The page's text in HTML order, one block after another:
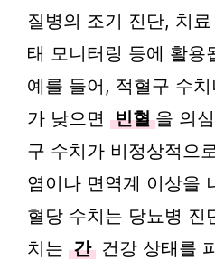
질병의 조기 진단, 치
태 모니터링 등에 활용
예를 들어, 적혈구 수
가 낮으면 빈혈 을 의
구 수치가 비정상적으
염이나 면역계 이상을
혈당 수치는 당뇨병 진
치는 간 건강 상태를